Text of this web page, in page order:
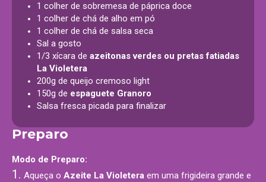
1 colher de sobremesa de páprica doce
1 colher de chá de alho em pó
1 colher de chá de salsa seca
Sal a gosto
1/3 xícara de azeitonas verdes ou pretas fatiadas
La Violetera
200g de queijo cremoso light
150g de espaguete Granoro
Salsa fresca picada para finalizar
Preparo
Modo de Preparo:
Aqueça o Azeite La Violetera em uma frigideira grande e